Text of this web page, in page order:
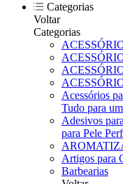
Categorias
Voltar
Categorias
Acessórios
Tudo para
Adesivos
para Pele
Artigos para
Barbearias